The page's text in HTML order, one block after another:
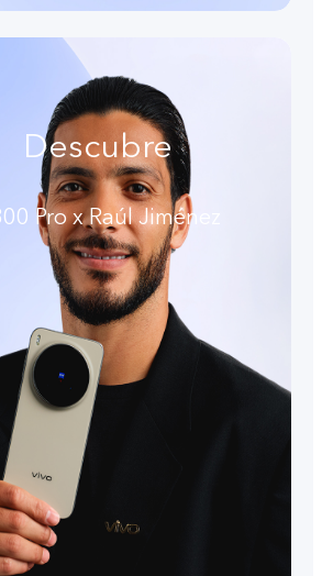
Descubre
Pro x Raúl Jiménez